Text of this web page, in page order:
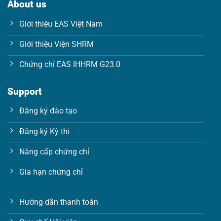
About us
Giới thiệu EAS Việt Nam
Giới thiệu Viện SHRM
Chứng chỉ EAS IHHRM G23.0
Support
Đăng ký đào tạo
Đăng ký Kỳ thi
Nâng cấp chứng chỉ
Gia hạn chứng chỉ
Hướng dẫn thanh toán